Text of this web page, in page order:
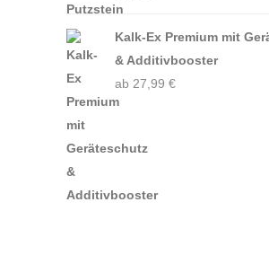
Kalk-Ex Premium mit
& Additivbooster
ab 27,99 €